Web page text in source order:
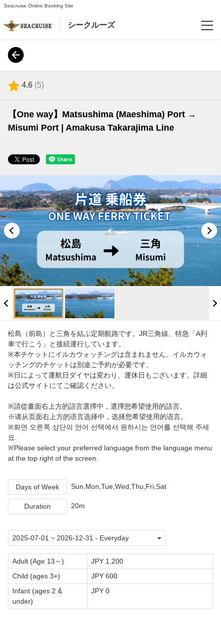
Seacruise Online Booking Site
シークルーズ
Reservations
Language
English
繁體中文
Info
FAQ
【One way】Matsushima (Maeshima) Port →
Misumi Port | Amakusa Takarajima Line
4.6 (5)
松島（前島）と三角を結ぶ定期航路です。JR三角線、特急「A列
車で行こう」と接続運行しています。
※本チケットにイルカウォッチングは含まれません。イルカウォ
ッチングのチケットは別途ご予約が必要です。
※日によって運航日ダイヤは変わり、運休日もございます。詳細
は公式サイトにてご確認ください。
※請從畫面右上方的語言選擇中，選擇您希望使用的語言。
※请从页面右上方的语言选择中，选择您希望使用的语言。
※화면 오른쪽 상단의 언어 선택에서 원하시는 언어를 선택해 주세
요.
※Please select your preferred language from the language menu
at the top right of the screen.
Days of Week Sun,Mon,Tue,Wed,Thu,Fri,Sat
Duration 20m
Adult (Age 13～)
JPY 1,200
Child (ages 3+)
JPY 600
Infant (ages 2 &
under)
JPY 0